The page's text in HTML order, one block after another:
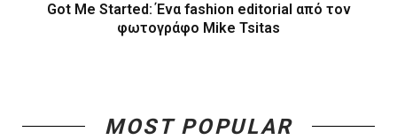
Got Me Started: Ένα fashion editorial από τον
φωτογράφο Mike Tsitas
MOST POPULAR